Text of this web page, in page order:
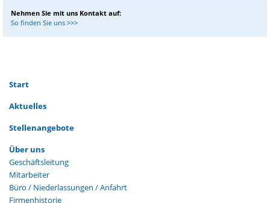
Nehmen Sie mit uns Kontakt auf:
So finden Sie uns >>>
überspringen
Start
Aktuelles
Stellenangebote
überspringen
Über uns
Geschäftsleitung
Mitarbeiter
Büro / Niederlassungen / Anfahrt
Firmenhistorie